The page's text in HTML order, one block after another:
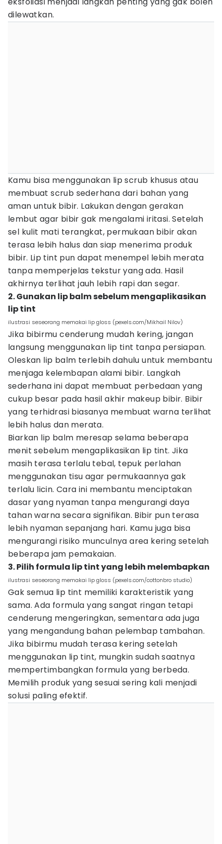
dilewatkan.
Kamu bisa menggunakan lip scrub khusus atau
membuat scrub sederhana dari bahan yang
aman untuk bibir. Lakukan dengan gerakan
lembut agar bibir gak mengalami iritasi. Setelah
sel kulit mati terangkat, permukaan bibir akan
terasa lebih halus dan siap menerima produk
bibir. Lip tint pun dapat menempel lebih merata
tanpa memperjelas tekstur yang ada. Hasil
akhirnya terlihat jauh lebih rapi dan segar.
2. Gunakan lip balm sebelum mengaplikasikan
lip tint
ilustrasi seseorang memakai lip gloss (pexels.com/Mikhail Nilov)
Jika bibirmu cenderung mudah kering, jangan
langsung menggunakan lip tint tanpa persiapan.
Oleskan lip balm terlebih dahulu untuk membantu
menjaga kelembapan alami bibir. Langkah
sederhana ini dapat membuat perbedaan yang
cukup besar pada hasil akhir makeup bibir. Bibir
yang terhidrasi biasanya membuat warna terlihat
lebih halus dan merata.
Biarkan lip balm meresap selama beberapa
menit sebelum mengaplikasikan lip tint. Jika
masih terasa terlalu tebal, tepuk perlahan
menggunakan tisu agar permukaannya gak
terlalu licin. Cara ini membantu menciptakan
dasar yang nyaman tanpa mengurangi daya
tahan warna secara signifikan. Bibir pun terasa
lebih nyaman sepanjang hari. Kamu juga bisa
mengurangi risiko munculnya area kering setelah
beberapa jam pemakaian.
3. Pilih formula lip tint yang lebih melembapkan
ilustrasi seseorang memakai lip gloss (pexels.com/cottonbro studio)
Gak semua lip tint memiliki karakteristik yang
sama. Ada formula yang sangat ringan tetapi
cenderung mengeringkan, sementara ada juga
yang mengandung bahan pelembap tambahan.
Jika bibirmu mudah terasa kering setelah
menggunakan lip tint, mungkin sudah saatnya
mempertimbangkan formula yang berbeda.
Memilih produk yang sesuai sering kali menjadi
solusi paling efektif.